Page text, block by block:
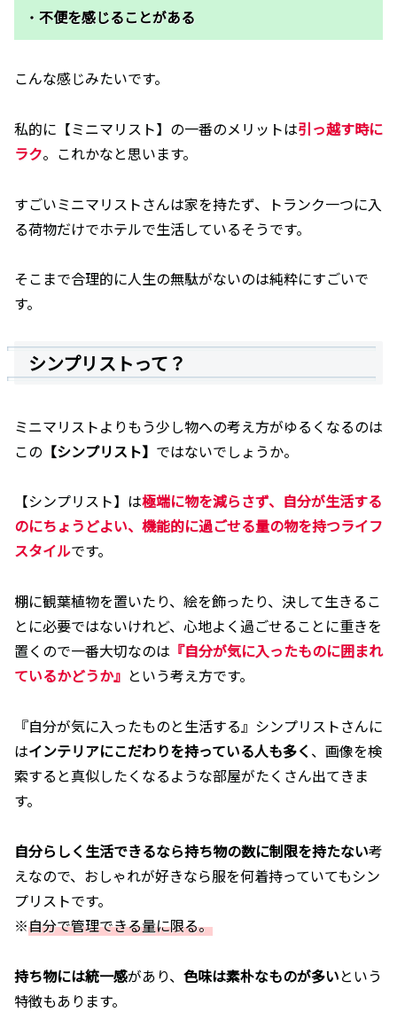
・ 不便を感じることがある
こんな感じみたいです。
私的に【ミニマリスト】の一番のメリットは引っ越す時に
ラク。これかなと思います。
すごいミニマリストさんは家を持たず、トランク一つに入
る荷物だけでホテルで生活しているそうです。
そこまで合理的に人生の無駄がないのは純粋にすごいで
す。
シンプリストって？
ミニマリストよりもう少し物への考え方がゆるくなるのは
この 【シンプリスト】 ではないでしょうか。
【シンプリスト】は極端に物を減らさず、自分が生活する
のにちょうどよい、機能的に過ごせる量の物を持つライフ
スタイルです。
棚に観葉植物を置いたり、絵を飾ったり、決して生きるこ
とに必要ではないけれど、心地よく過ごせることに重きを
置くので一番大切なのは 『自分が気に入ったものに囲まれ
ているかどうか』 という考え方です。
『自分が気に入ったものと生活する』シンプリストさんに
はインテリアにこだわりを持っている人も多く、画像を検
索すると真似したくなるような部屋がたくさん出てきま
す。
自分らしく生活できるなら持ち物の数に制限を持たない考
えなので、おしゃれが好きなら服を何着持っていてもシン
プリストです。
※自分で管理できる量に限る。
持ち物には統一感があり、 色味は素朴なものが多いという
特徴もあります。